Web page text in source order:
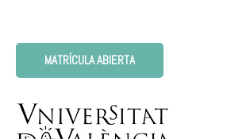
MATRÍCULA ABIERTA